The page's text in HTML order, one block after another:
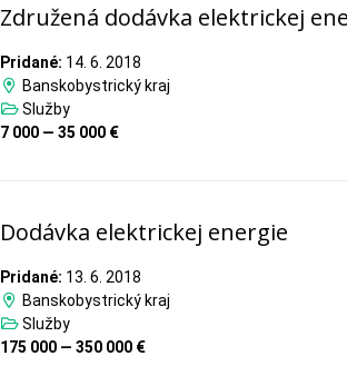
Združená dodávka elektrickej
Pridané: 14. 6. 2018
Banskobystrický kraj
Služby
7 000 — 35 000 €
Dodávka elektrickej energie
Pridané: 13. 6. 2018
Banskobystrický kraj
Služby
175 000 — 350 000 €